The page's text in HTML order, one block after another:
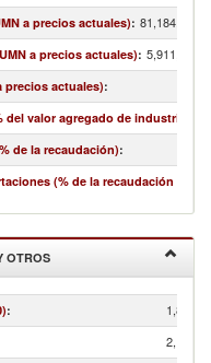
a precios actuales):
a precios actuales):
precios actuales):
valor agregado de industria y
de la recaudación):
(% de la recaudación
OTROS
: